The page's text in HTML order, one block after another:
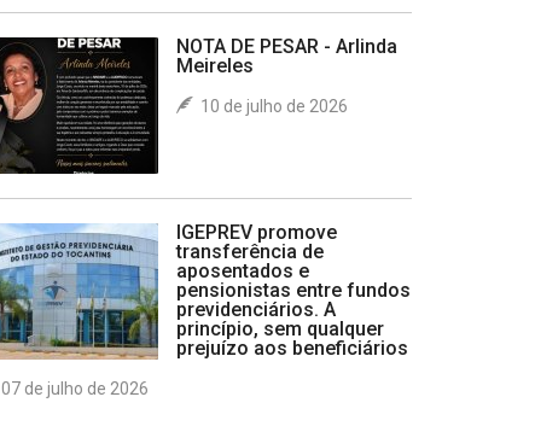
NOTA DE PESAR - Arlinda
Meireles
10 de julho de 2026
IGEPREV promove
transferência de
aposentados e
pensionistas entre fundos
previdenciários. A
princípio, sem qualquer
prejuízo aos beneficiários
07 de julho de 2026